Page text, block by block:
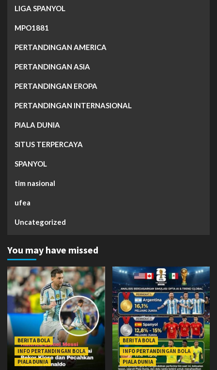
LIGA SPANYOL
MPO1881
PERTANDINGAN AMERICA
PERTANDINGAN ASIA
PERTANDINGAN EROPA
PERTANDINGAN INTERNASIONAL
PIALA DUNIA
SITUS TERPERCAYA
SPANYOL
tim nasional
ufea
Uncategorized
You may have missed
BERITA BOLA
INFO PERTANDINGAN BOLA
PIALA DUNIA
BERITA BOLA
INFO PERTANDINGAN BOLA
PIALA DUNIA